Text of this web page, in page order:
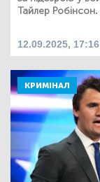
Тайлер Робінсон.
12.09.2025, 17:16
КРИМІНАЛ